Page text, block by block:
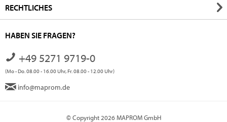
RECHTLICHES
HABEN SIE FRAGEN?
+49 5271 9719-0
(Mo - Do. 08.00 - 16.00 Uhr, Fr. 08.00 - 12.00 Uhr)
info@maprom.de
© Copyright 2026 MAPROM GmbH